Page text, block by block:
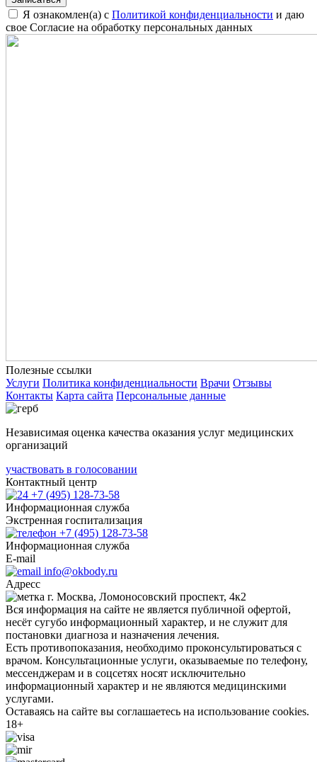
Я ознакомлен(а) с Политикой конфиденциальности и даю
свое Согласие на обработку персональных данных
Полезные ссылки
Услуги Политика конфиденциальности Врачи Отзывы
Контакты Карта сайта Персональные данные
Независимая оценка качества оказания услуг медицинских
организаций
участвовать в голосовании
Контактный центр
+7 (495) 128-73-58
Информационная служба
Экстренная госпитализация
+7 (495) 128-73-58
Информационная служба
E-mail
info@okbody.ru
Адресс
г. Москва, Ломоносовский проспект, 4к2
Вся информация на сайте не является публичной офертой,
несёт сугубо информационный характер, и не служит для
постановки диагноза и назначения лечения.
Есть противопоказания, необходимо проконсультироваться с
врачом. Консультационные услуги, оказываемые по телефону,
мессенджерам и в соцсетях носят исключительно
информационный характер и не являются медицинскими
услугами.
Оставаясь на сайте вы соглашаетесь на использование cookies.
18+